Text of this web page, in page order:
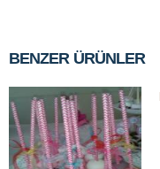
BENZER ÜRÜNLER